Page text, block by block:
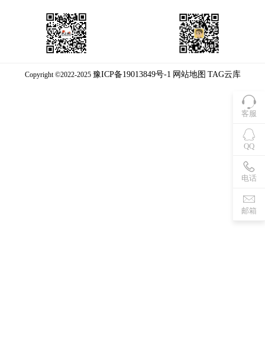
客服
QQ
电话
邮箱
Copyright ©2022-2025 豫ICP备19013849号-1 网站地图 TAG云库